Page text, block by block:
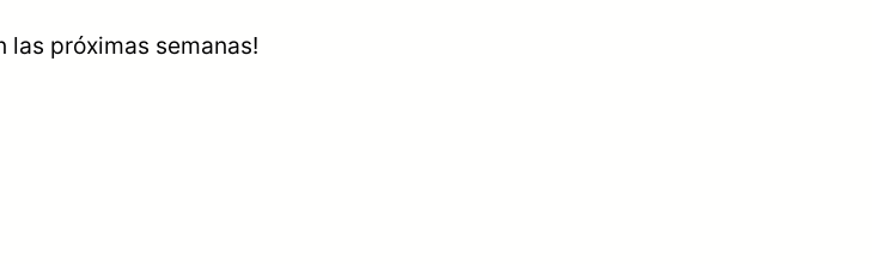
las próximas semanas!